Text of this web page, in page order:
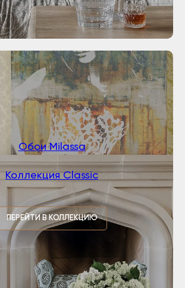
Обои Milassa
Коллекция Classic
ПЕРЕЙТИ В КОЛЛЕКЦИЮ